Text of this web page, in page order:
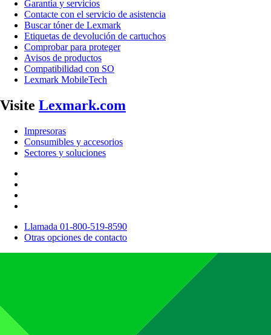
Garantía y servicios
Contacte con el servicio de asistencia
Buscar tóner de Lexmark
Etiquetas de devolución de cartuchos
Comprobar para proteger
Avisos de productos
Compatibilidad con SO
Lexmark MobileTech
Visite Lexmark.com
Impresoras
Consumibles y accesorios
Sectores y soluciones
Llamada 01-800-519-8590
Otras opciones de contacto